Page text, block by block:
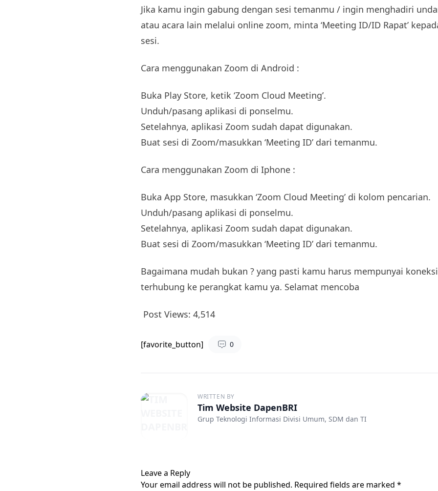
Jika kamu ingin gabung dengan sesi temanmu / ingin menghadiri
atau acara lain melalui online zoom, minta ‘Meeting ID/ID Rapat’
sesi.
Cara menggunakan Zoom di Android :
Buka Play Store, ketik ‘Zoom Cloud Meeting’.
Unduh/pasang aplikasi di ponselmu.
Setelahnya, aplikasi Zoom sudah dapat digunakan.
Buat sesi di Zoom/masukkan ‘Meeting ID’ dari temanmu.
Cara menggunakan Zoom di Iphone :
Buka App Store, masukkan ‘Zoom Cloud Meeting’ di kolom pencarian.
Unduh/pasang aplikasi di ponselmu.
Setelahnya, aplikasi Zoom sudah dapat digunakan.
Buat sesi di Zoom/masukkan ‘Meeting ID’ dari temanmu.
Bagaimana mudah bukan ? yang pasti kamu harus mempunyai
terhubung ke perangkat kamu ya. Selamat mencoba
Post Views: 4,514
[favorite_button] 0
WRITTEN BY
Tim Website DapenBRI
Grup Teknologi Informasi Divisi Umum, SDM dan TI
Leave a Reply
Your email address will not be published. Required fields are marked *